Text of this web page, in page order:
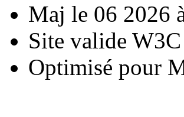
Maj le 06 2026
Site valide W3C
Optimisé pour